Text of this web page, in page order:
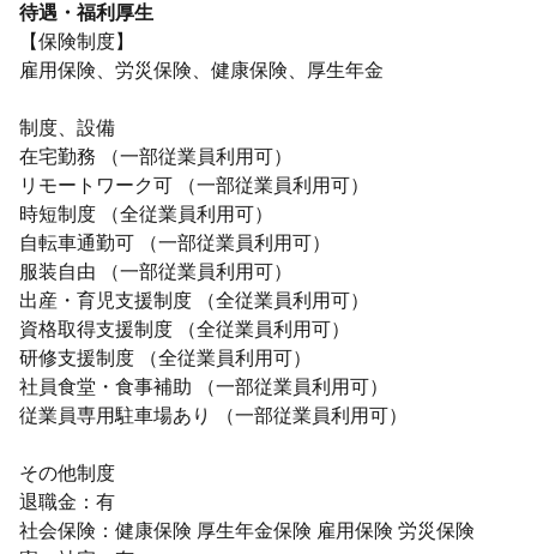
待遇・福利厚生
【保険制度】
雇用保険、労災保険、健康保険、厚生年金
制度、設備
在宅勤務 （一部従業員利用可）
リモートワーク可 （一部従業員利用可）
時短制度 （全従業員利用可）
自転車通勤可 （一部従業員利用可）
服装自由 （一部従業員利用可）
出産・育児支援制度 （全従業員利用可）
資格取得支援制度 （全従業員利用可）
研修支援制度 （全従業員利用可）
社員食堂・食事補助 （一部従業員利用可）
従業員専用駐車場あり （一部従業員利用可）
その他制度
退職金：有
社会保険：健康保険 厚生年金保険 雇用保険 労災保険